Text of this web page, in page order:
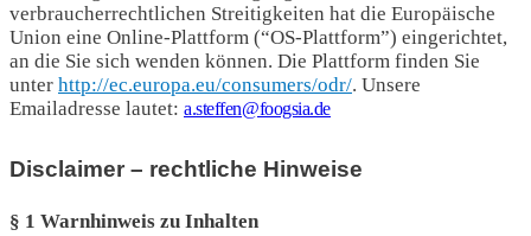
verbraucherrechtlichen Streitigkeiten hat die Europäische
Union eine Online-Plattform (“OS-Plattform”) eingerichtet,
an die Sie sich wenden können. Die Plattform finden Sie
unter http://ec.europa.eu/consumers/odr/. Unsere
Emailadresse lautet: a.steffen@foogsia.de
Disclaimer – rechtliche Hinweise
§ 1 Warnhinweis zu Inhalten